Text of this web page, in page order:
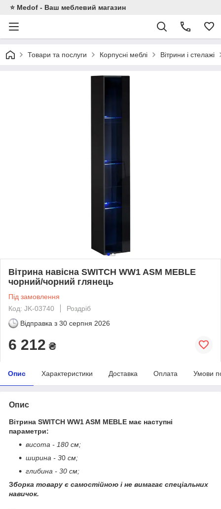
⭐ Medof - Ваш меблевий магазин
Товари та послуги Корпусні меблі Вітрини і стелажі
Вітрина навісна SWITCH WW1 ASM MEBLE
чорний/чорний глянець
Під замовлення
Код: JK-03740
Роздріб
Відправка з 30 серпня 2026
6 212 ₴
Опис Характеристики Доставка Оплата Умови
Опис
Вітрина SWITCH WW1 ASM MEBLE має наступні
параметри:
висота - 180 см;
ширина - 30 см;
глибина - 30 см;
Зборка товару є самостійною і не вимагає спеціальних
навичок.